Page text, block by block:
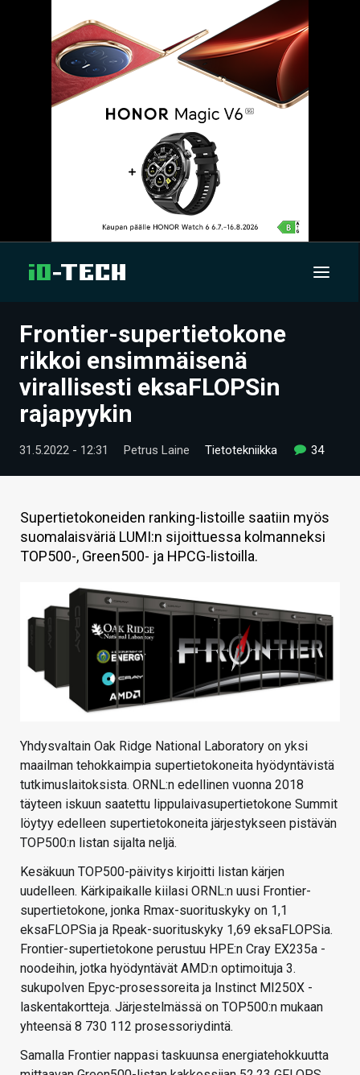
UUTISET
ARTIKKELIT
VIDEOT
TECHBBS
HINTA.FI
KAUPPA
VAIHDA TEEMA
Frontier-supertietokone
rikkoi ensimmäisenä
virallisesti eksaFLOPSin
rajapyykin
31.5.2022 - 12:31 Petrus Laine Tietotekniikka 34
Supertietokoneiden ranking-listoille saatiin myös
suomalaisväriä LUMI:n sijoittuessa kolmanneksi
TOP500-, Green500- ja HPCG-listoilla.
Yhdysvaltain Oak Ridge National Laboratory on yksi
maailman tehokkaimpia supertietokoneita hyödyntävistä
tutkimuslaitoksista. ORNL:n edellinen vuonna 2018
täyteen iskuun saatettu lippulaivasupertietokone Summit
löytyy edelleen supertietokoneita järjestykseen pistävän
TOP500:n listan sijalta neljä.
Kesäkuun TOP500-päivitys kirjoitti listan kärjen
uudelleen. Kärkipaikalle kiilasi ORNL:n uusi Frontier-
supertietokone, jonka Rmax-suorituskyky on 1,1
eksaFLOPSia ja Rpeak-suorituskyky 1,69 eksaFLOPSia.
Frontier-supertietokone perustuu HPE:n Cray EX235a -
noodeihin, jotka hyödyntävät AMD:n optimoituja 3.
sukupolven Epyc-prosessoreita ja Instinct MI250X -
laskentakortteja. Järjestelmässä on TOP500:n mukaan
yhteensä 8 730 112 prosessoriydintä.
Samalla Frontier nappasi taskuunsa energiatehokkuutta